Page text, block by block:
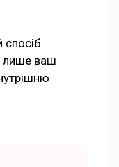
лише ваш